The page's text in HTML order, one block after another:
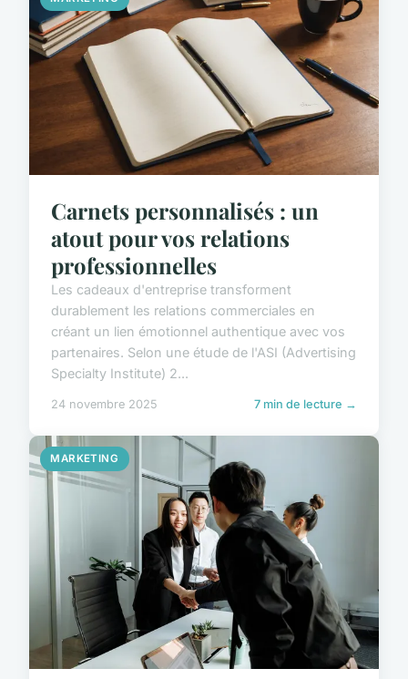
Carnets personnalisés : un
atout pour vos relations
professionnelles
Les cadeaux d'entreprise transforment
durablement les relations commerciales en
créant un lien émotionnel authentique avec vos
partenaires. Selon une étude de l'ASI (Advertising
Specialty Institute) 2...
24 novembre 2025 7 min de lecture →
MARKETING